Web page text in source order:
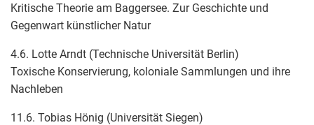
Kritische Theorie am Baggersee. Zur Geschichte und
Gegenwart künstlicher Natur
4.6. Lotte Arndt (Technische Universität Berlin)
Toxische Konservierung, koloniale Sammlungen und ihre
Nachleben
11.6. Tobias Hönig (Universität Siegen)